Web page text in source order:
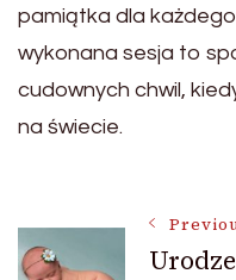
pamiątka dla
wykonana sesja to
cudownych chwil,
na świecie.
Post